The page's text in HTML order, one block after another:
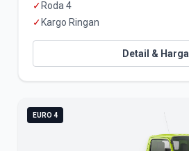
✓ Roda 4
✓ Kargo Ringan
Detail & Harga
EURO 4